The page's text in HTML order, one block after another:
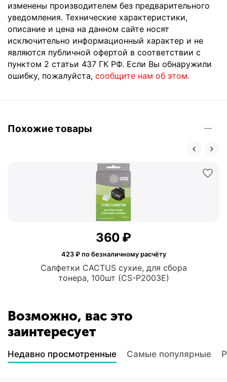
изменены производителем без предварительного
уведомления. Технические характеристики,
описание и цена на данном сайте носят
исключительно информационный характер и не
являются публичной офертой в соответствии с
пунктом 2 статьи 437 ГК РФ. Если Вы обнаружили
ошибку, пожалуйста, сообщите нам об этом.
Похожие товары
Салфетки CACTUS сухие, для сбора
тонера, 100шт (CS-P2003E)
‍360‍ ₽
423₽ по безналичному расчёту
Возможно, вас это
заинтересует
Недавно просмотренные Самые популярные